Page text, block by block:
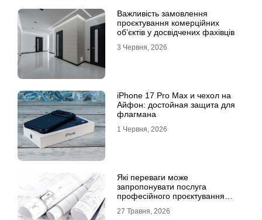
Важливість замовлення
проєктування комерційних
об’єктів у досвідчених фахівців
3 Червня, 2026
iPhone 17 Pro Max и чехол на
Айфон: достойная защита для
флагмана
1 Червня, 2026
Які переваги може
запропонувати послуга
професійного проєктування
27 Травня, 2026